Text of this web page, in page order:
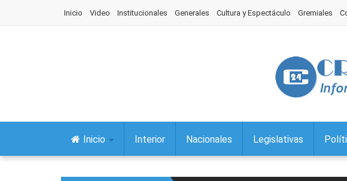
Inicio Video Institucionales Generales Cultura y Espectáculo Gremiales
Inicio Interior Nacionales Legislativas